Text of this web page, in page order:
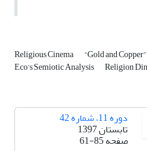
Religious Cinema “Gold and
Eco’s Semiotic Analysis Religion
دوره 11، شماره 42
تابستان 1397
صفحه61-85